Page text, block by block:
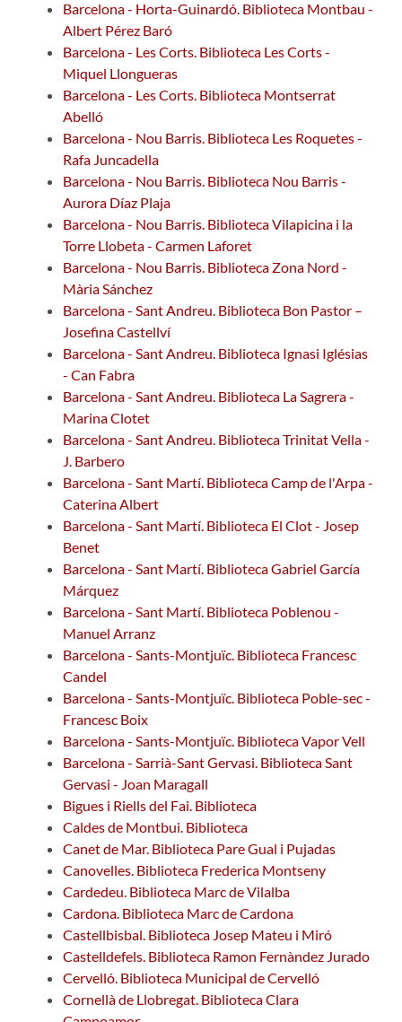
Barcelona - Horta-Guinardó. Biblioteca Montbau -
Albert Pérez Baró
Barcelona - Les Corts. Biblioteca Les Corts -
Miquel Llongueras
Barcelona - Les Corts. Biblioteca Montserrat
Abelló
Barcelona - Nou Barris. Biblioteca Les Roquetes -
Rafa Juncadella
Barcelona - Nou Barris. Biblioteca Nou Barris -
Aurora Díaz Plaja
Barcelona - Nou Barris. Biblioteca Vilapicina i la
Torre Llobeta - Carmen Laforet
Barcelona - Nou Barris. Biblioteca Zona Nord -
Mària Sánchez
Barcelona - Sant Andreu. Biblioteca Bon Pastor –
Josefina Castellví
Barcelona - Sant Andreu. Biblioteca Ignasi Iglésias
- Can Fabra
Barcelona - Sant Andreu. Biblioteca La Sagrera -
Marina Clotet
Barcelona - Sant Andreu. Biblioteca Trinitat Vella -
J. Barbero
Barcelona - Sant Martí. Biblioteca Camp de l'Arpa -
Caterina Albert
Barcelona - Sant Martí. Biblioteca El Clot - Josep
Benet
Barcelona - Sant Martí. Biblioteca Gabriel García
Márquez
Barcelona - Sant Martí. Biblioteca Poblenou -
Manuel Arranz
Barcelona - Sants-Montjuïc. Biblioteca Francesc
Candel
Barcelona - Sants-Montjuïc. Biblioteca Poble-sec -
Francesc Boix
Barcelona - Sants-Montjuïc. Biblioteca Vapor Vell
Barcelona - Sarrià-Sant Gervasi. Biblioteca Sant
Gervasi - Joan Maragall
Bigues i Riells del Fai. Biblioteca
Caldes de Montbui. Biblioteca
Canet de Mar. Biblioteca Pare Gual i Pujadas
Canovelles. Biblioteca Frederica Montseny
Cardedeu. Biblioteca Marc de Vilalba
Cardona. Biblioteca Marc de Cardona
Castellbisbal. Biblioteca Josep Mateu i Miró
Castelldefels. Biblioteca Ramon Fernàndez Jurado
Cervelló. Biblioteca Municipal de Cervelló
Cornellà de Llobregat. Biblioteca Clara